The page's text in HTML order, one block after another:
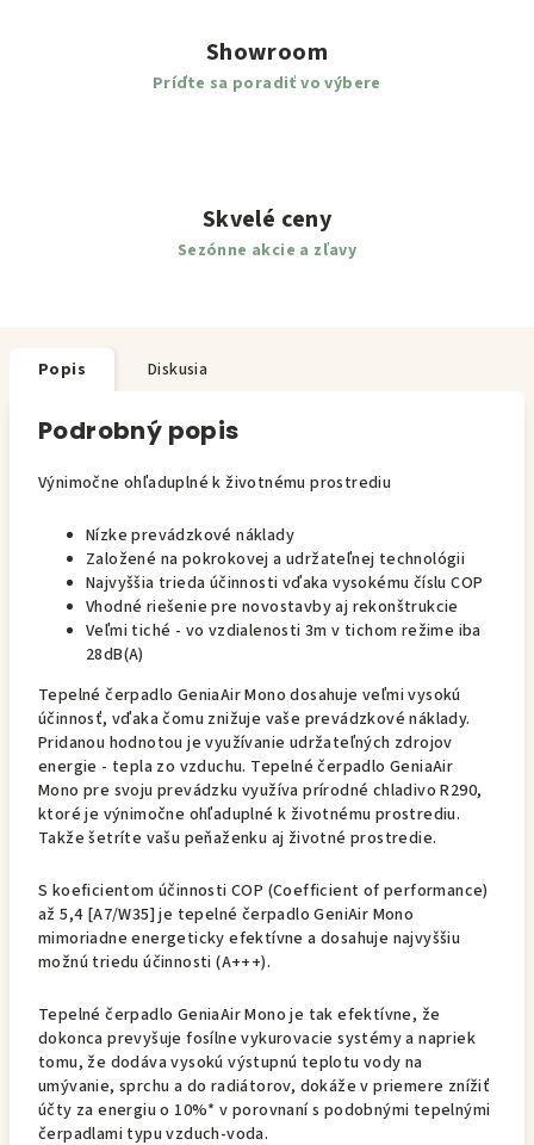
Showroom
Príďte sa poradiť vo výbere
Skvelé ceny
Sezónne akcie a zľavy
Popis Diskusia
Podrobný popis
Výnimočne ohľaduplné k životnému prostrediu
Nízke prevádzkové náklady
Založené na pokrokovej a udržateľnej technológii
Najvyššia trieda účinnosti vďaka vysokému číslu COP
Vhodné riešenie pre novostavby aj rekonštrukcie
Veľmi tiché - vo vzdialenosti 3m v tichom režime iba
28dB(A)
Tepelné čerpadlo GeniaAir Mono dosahuje veľmi vysokú
účinnosť, vďaka čomu znižuje vaše prevádzkové náklady.
Pridanou hodnotou je využívanie udržateľných zdrojov
energie - tepla zo vzduchu. Tepelné čerpadlo GeniaAir
Mono pre svoju prevádzku využíva prírodné chladivo R290,
ktoré je výnimočne ohľaduplné k životnému prostrediu.
Takže šetríte vašu peňaženku aj životné prostredie.
S koeficientom účinnosti COP (Coefficient of performance)
až 5,4 [A7/W35] je tepelné čerpadlo GeniAir Mono
mimoriadne energeticky efektívne a dosahuje najvyššiu
možnú triedu účinnosti (A+++).
Tepelné čerpadlo GeniaAir Mono je tak efektívne, že
dokonca prevyšuje fosílne vykurovacie systémy a napriek
tomu, že dodáva vysokú výstupnú teplotu vody na
umývanie, sprchu a do radiátorov, dokáže v priemere znížiť
účty za energiu o 10%* v porovnaní s podobnými tepelnými
čerpadlami typu vzduch-voda.